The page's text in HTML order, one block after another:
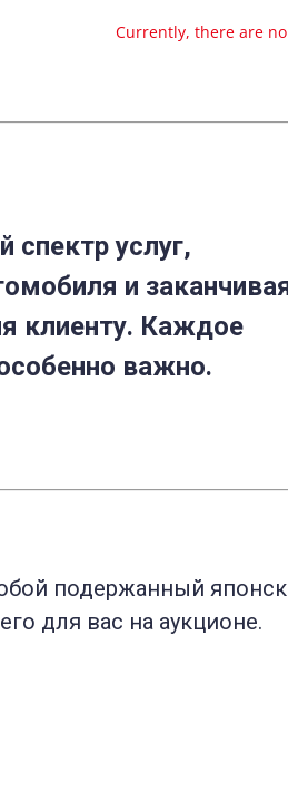
Currently, there are
спектр услуг,
и
клиенту. Каждое
важно.
подержанный
для вас на аукционе.